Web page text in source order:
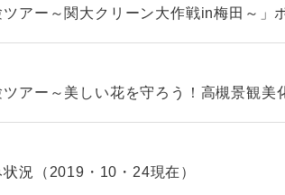
ツアー～関大クリーン大作戦in梅田～」
ツアー～美しい花を守ろう！高槻景観美
況（2019・10・24現在）